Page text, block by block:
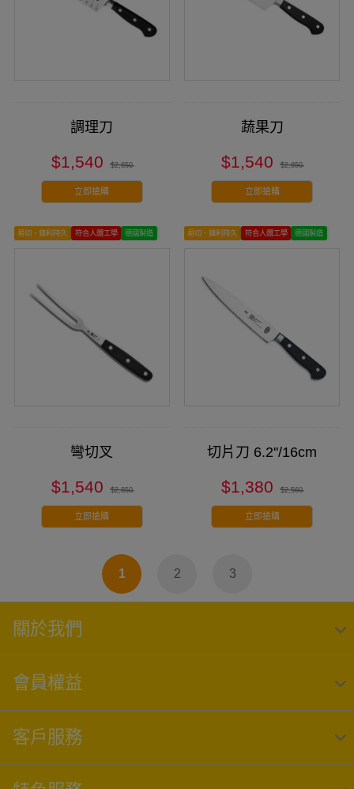
調理刀
$1,540 $2,850
立即搶購
蔬果刀
$1,540 $2,850
立即搶購
易切、鋒利持久 符合人體工學 德國製造
彎切叉
$1,540 $2,850
立即搶購
易切、鋒利持久 符合人體工學 德國製造
切片刀 6.2''/16cm
$1,380 $2,560
立即搶購
1 2 3
關於我們
會員權益
客戶服務